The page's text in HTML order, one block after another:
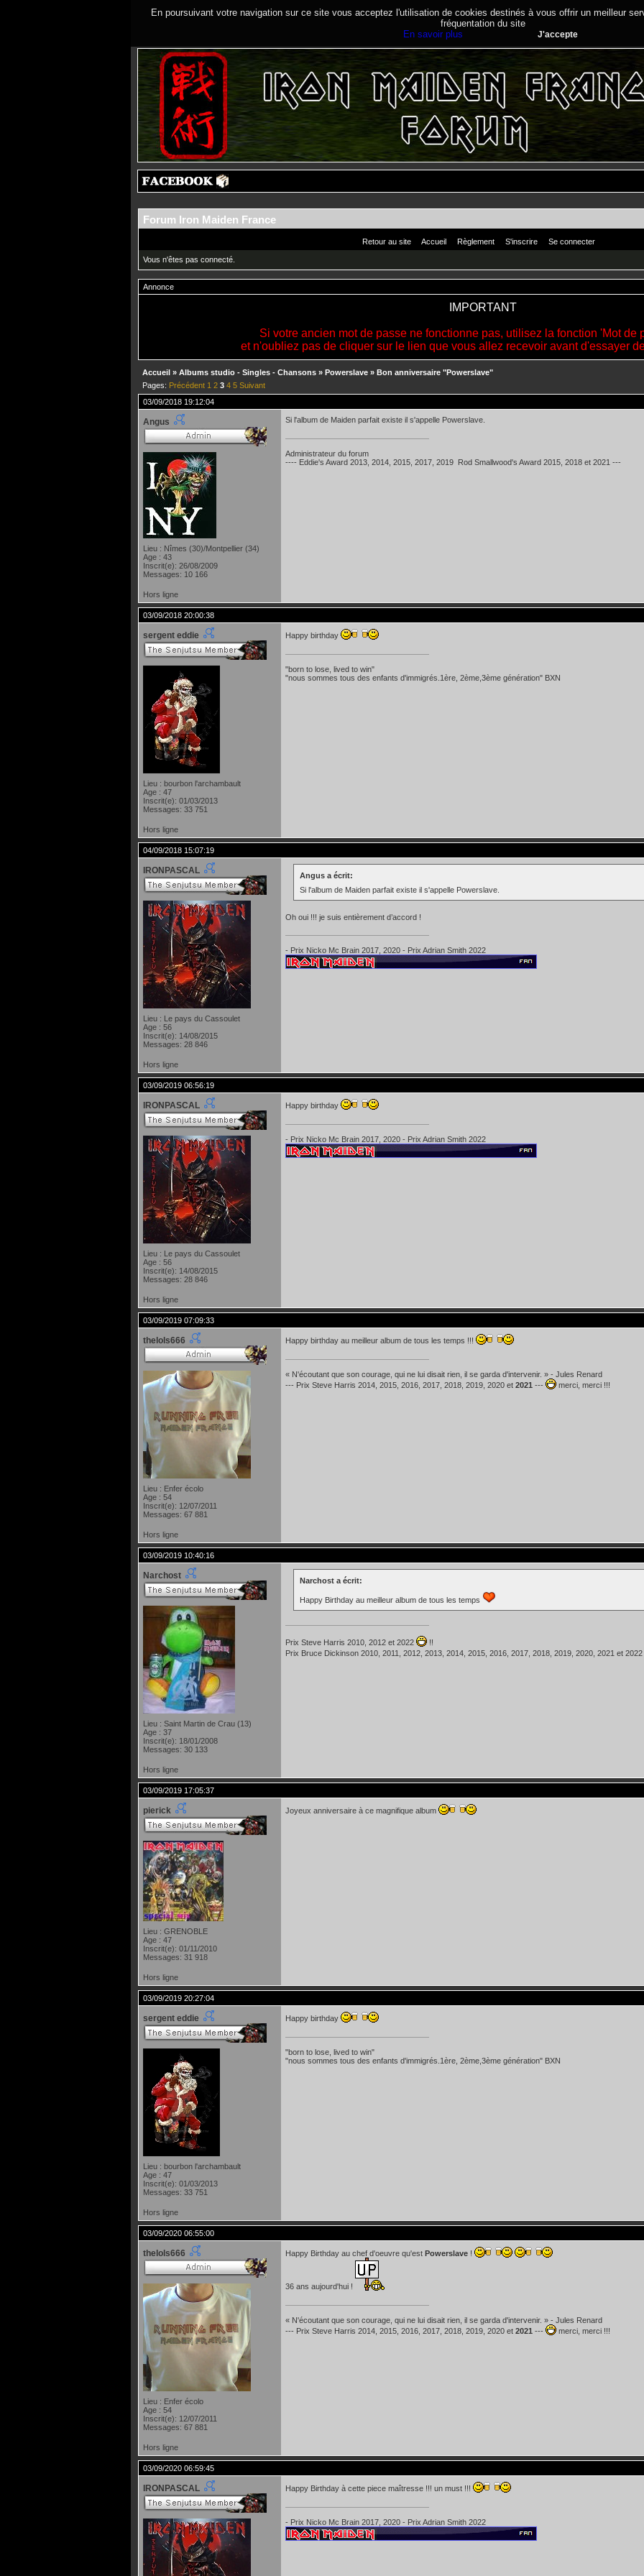
En poursuivant votre navigation sur ce site vous acceptez l'utilisation de cookies destinés à vous offrir un meilleur
fréquentation du site
En savoir plus
J'accepte
Forum Iron Maiden France
Retour au site Accueil Règlement S'inscrire Se connecter
Vous n'êtes pas connecté.
Annonce
IMPORTANT
Si votre ancien mot de passe ne fonctionne pas, utilisez la fonction 'Mot de
et n'oubliez pas de cliquer sur le lien que vous allez recevoir avant d'essayer
Accueil » Albums studio - Singles - Chansons » Powerslave » Bon anniversaire "Powerslave"
Pages: Précédent 1 2 3 4 5 Suivant
03/09/2018 19:12:04
Angus
Lieu : Nîmes (30)/Montpellier (34)
Age : 43
Inscrit(e): 26/08/2009
Messages: 10 166
Si l'album de Maiden parfait existe il s'appelle Powerslave.
Administrateur du forum
---- Eddie's Award 2013, 2014, 2015, 2017, 2019 Rod Smallwood's Award 2015, 2018 et 2021 ---
Hors ligne
03/09/2018 20:00:38
sergent eddie
Lieu : bourbon l'archambault
Age : 47
Inscrit(e): 01/03/2013
Messages: 33 751
Happy birthday
"born to lose, lived to win"
"nous sommes tous des enfants d'immigrés.1ère, 2ème,3ème génération" BXN
Hors ligne
04/09/2018 15:07:19
IRONPASCAL
Lieu : Le pays du Cassoulet
Age : 56
Inscrit(e): 14/08/2015
Messages: 28 846
Angus a écrit:
Si l'album de Maiden parfait existe il s'appelle Powerslave.
Oh oui !!! je suis entièrement d’accord !
- Prix Nicko Mc Brain 2017, 2020 - Prix Adrian Smith 2022
Hors ligne
03/09/2019 06:56:19
IRONPASCAL
Lieu : Le pays du Cassoulet
Age : 56
Inscrit(e): 14/08/2015
Messages: 28 846
Happy birthday
- Prix Nicko Mc Brain 2017, 2020 - Prix Adrian Smith 2022
Hors ligne
03/09/2019 07:09:33
thelols666
Lieu : Enfer écolo
Age : 54
Inscrit(e): 12/07/2011
Messages: 67 881
Happy birthday au meilleur album de tous les temps !!!
« N'écoutant que son courage, qui ne lui disait rien, il se garda d'intervenir. » - Jules Renard
--- Prix Steve Harris 2014, 2015, 2016, 2017, 2018, 2019, 2020 et 2021 --- merci, merci !!!
Hors ligne
03/09/2019 10:40:16
Narchost
Lieu : Saint Martin de Crau (13)
Age : 37
Inscrit(e): 18/01/2008
Messages: 30 133
Narchost a écrit:
Happy Birthday au meilleur album de tous les temps
Prix Steve Harris 2010, 2012 et 2022
!!
Prix Bruce Dickinson 2010, 2011, 2012, 2013, 2014, 2015, 2016, 2017, 2018, 2019, 2020, 2021 et 2022
Hors ligne
03/09/2019 17:05:37
pierick
Lieu : GRENOBLE
Age : 47
Inscrit(e): 01/11/2010
Messages: 31 918
Joyeux anniversaire à ce magnifique album
Hors ligne
03/09/2019 20:27:04
sergent eddie
Lieu : bourbon l'archambault
Age : 47
Inscrit(e): 01/03/2013
Messages: 33 751
Happy birthday
"born to lose, lived to win"
"nous sommes tous des enfants d'immigrés.1ère, 2ème,3ème génération" BXN
Hors ligne
03/09/2020 06:55:00
thelols666
Lieu : Enfer écolo
Age : 54
Inscrit(e): 12/07/2011
Messages: 67 881
Happy Birthday au chef d'oeuvre qu'est Powerslave !
36 ans aujourd'hui !
« N'écoutant que son courage, qui ne lui disait rien, il se garda d'intervenir. » - Jules Renard
--- Prix Steve Harris 2014, 2015, 2016, 2017, 2018, 2019, 2020 et 2021 --- merci, merci !!!
Hors ligne
03/09/2020 06:59:45
IRONPASCAL Happy Birthday à cette piece maîtresse !!! un must !!!
- Prix Nicko Mc Brain 2017, 2020 - Prix Adrian Smith 2022